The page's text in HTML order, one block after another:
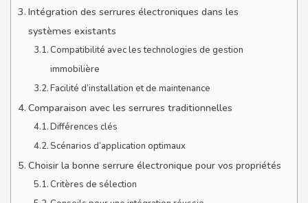
Intégration des serrures électroniques dans les
systèmes existants
Compatibilité avec les technologies de gestion
immobilière
Facilité d’installation et de maintenance
Comparaison avec les serrures traditionnelles
Différences clés
Scénarios d’application optimaux
Choisir la bonne serrure électronique pour vos propriétés
Critères de sélection